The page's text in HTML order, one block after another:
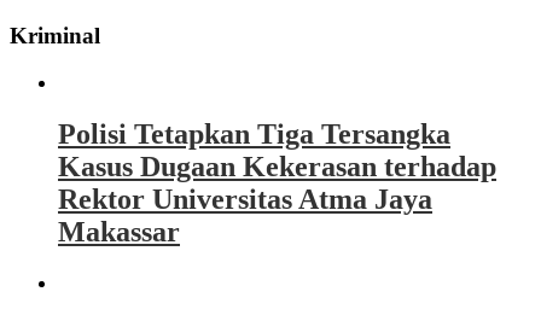
Kriminal
Polisi Tetapkan Tiga Tersangka
Kasus Dugaan Kekerasan terhadap
Rektor Universitas Atma Jaya
Makassar